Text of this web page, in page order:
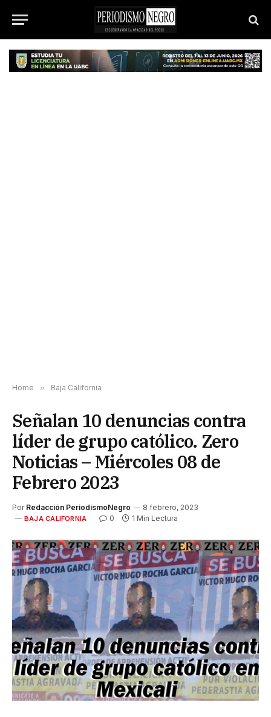
Home » Baja California
Señalan 10 denuncias contra
líder de grupo católico. Zero
Noticias – Miércoles 08 de
Febrero 2023
Por Redacción PeriodismoNegro 8 febrero, 2023
BAJA CALIFORNIA 0 1 Min Lectura